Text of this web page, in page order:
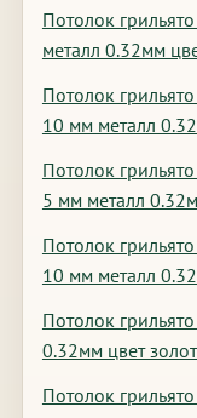
Потолок
металл 0.32мм
Потолок
10 мм металл
Потолок
5 мм металл
Потолок
10 мм металл
Потолок
0.32мм цвет
Потолок